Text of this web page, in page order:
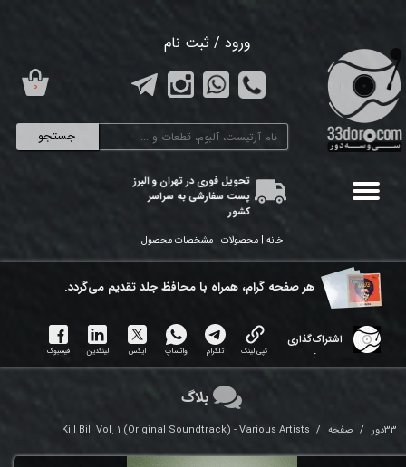
جستجو
ورود / ثبت نام
تغییر گذر واژه
سفارشات
تحویل فوری در تهران و البرز
پست سفارشی به سراسر
کشور
۰
خانه | محصولات | مشخصات محصول
هر ​صفحه گرام، همراه با محافظ جلد تقدیم می‌گردد.
اشتراک‌گذاری
:
کپی لینک تلگرام واتساپ ایکس لینکدین فیسبوک
33دور صفحه Kill Bill Vol. 1 (Original Soundtrack) - Various Artists
بلاگ